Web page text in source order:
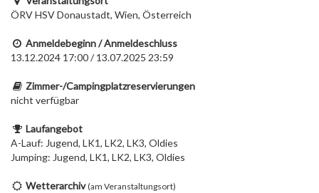
ÖRV HSV Donaustadt, Wien, Österreich
Anmeldebeginn / Anmeldeschluss
13.12.2024 17:00 / 13.07.2025 23:59
Zimmer-/Campingplatzreservierungen
nicht verfügbar
Laufangebot
A-Lauf: Jugend, LK1, LK2, LK3, Oldies
Jumping: Jugend, LK1, LK2, LK3, Oldies
Wetterarchiv (am Veranstaltungsort)